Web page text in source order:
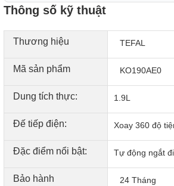
Thông số kỹ thuật
Thương hiệu TEFAL
Mã sản phẩm KO190AE0
Dung tích thực: 1.9L
Đế tiếp điện: Xoay 360 độ
Đặc điểm nổi bật: Tự động ngắt
Bảo hành 24 Tháng